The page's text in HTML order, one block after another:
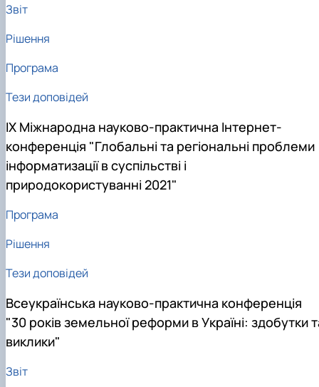
Звіт
Рішення
Програма
Тези доповідей
ІХ Міжнародна науково-практична Інтернет-
конференція "Глобальні та регіональні проблеми
інформатизації в суспільстві і
природокористуванні 2021"
Програма
Рішення
Тези доповідей
Всеукраїнська науково-практична конференція
"30 років земельної реформи в Україні: здобутки
виклики"
Звіт